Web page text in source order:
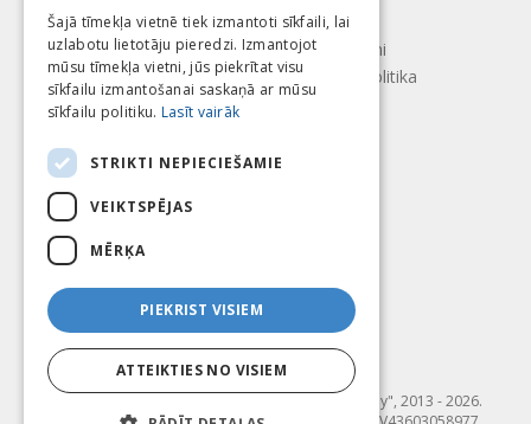
Kontakti
Lietošanas noteikumi
Konfidencialitātes politika
Seko mums Atrodi mūs
Mēs pieņēmam
© SIA "Fit & Healthy", 2013 - 2026.
LITHUANIAN
ESTONIAN
Šajā tīmekļa vietnē tiek izmantoti sīkfaili, lai
uzlabotu lietotāju pieredzi. Izmantojot
mūsu tīmekļa vietni, jūs piekrītat visu
sīkfailu izmantošanai saskaņā ar mūsu
sīkfailu politiku. Lasīt vairāk
STRIKTI NEPIECIEŠAMIE
VEIKTSPĒJAS
MĒRĶA
PIEKRIST VISIEM
ATTEIKTIES NO VISIEM